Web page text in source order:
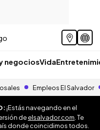
negociosVida
Empleos El Salvador
¡Estás navegando en el
deelsalvador.com . Te
donde coincidimos todos.